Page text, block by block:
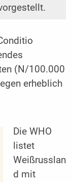
(N/100.000
erheblich
Die WHO
listet
Weißrusslan
d mit